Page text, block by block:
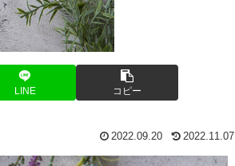
LINE コピー
2022.09.20 2022.11.07